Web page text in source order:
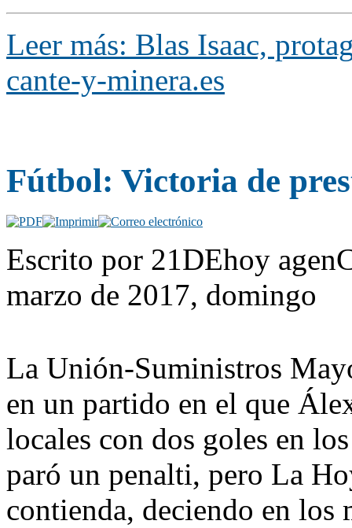
Leer más: Blas Isaac,
cante-y-minera.es
Fútbol: Victoria de
Escrito por 21DEhoy
marzo de 2017, domingo
La Unión-Suministros
en un partido en el que
locales con dos goles en
paró un penalti, pero La
contienda, deciendo en